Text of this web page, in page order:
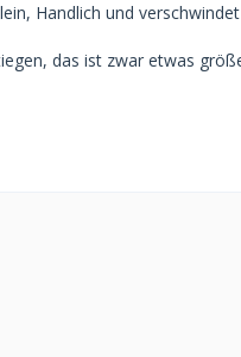
Handlich und
das ist zwar etwas